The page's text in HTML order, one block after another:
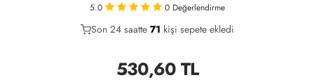
5.0 0 Değerlendirme
34
Son 24 saatte 71 kişi sepete ekledi
21
530,60TL